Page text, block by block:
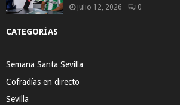
julio 12, 2026 0
CATEGORÍAS
Semana Santa Sevilla
Cofradías en directo
Sevilla